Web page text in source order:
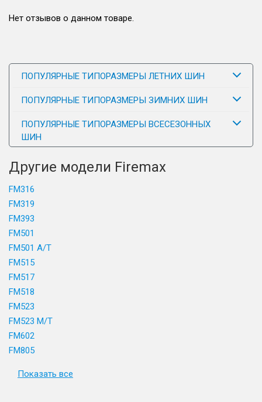
Нет отзывов о данном товаре.
ПОПУЛЯРНЫЕ ТИПОРАЗМЕРЫ ЛЕТНИХ ШИН
ПОПУЛЯРНЫЕ ТИПОРАЗМЕРЫ ЗИМНИХ ШИН
ПОПУЛЯРНЫЕ ТИПОРАЗМЕРЫ ВСЕСЕЗОННЫХ
ШИН
Другие модели Firemax
FM316
FM319
FM393
FM501
FM501 A/T
FM515
FM517
FM518
FM523
FM523 M/T
FM602
FM805
Показать все